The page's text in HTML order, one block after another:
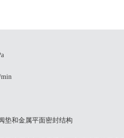
min
垫和金属平面密封结构